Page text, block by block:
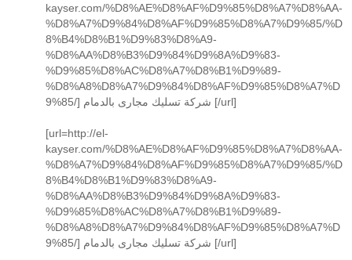
kayser.com/%D8%AE%D8%AF%D9%85%D8%A7%D8%AA-
%D8%A7%D9%84%D8%AF%D9%85%D8%A7%D9%85/%D
8%B4%D8%B1%D9%83%D8%A9-
%D8%AA%D8%B3%D9%84%D9%8A%D9%83-
%D9%85%D8%AC%D8%A7%D8%B1%D9%89-
%D8%A8%D8%A7%D9%84%D8%AF%D9%85%D8%A7%D
9%85/] شركة تسليك مجارى بالدمام [/url]
[url=http://el-
kayser.com/%D8%AE%D8%AF%D9%85%D8%A7%D8%AA-
%D8%A7%D9%84%D8%AF%D9%85%D8%A7%D9%85/%D
8%B4%D8%B1%D9%83%D8%A9-
%D8%AA%D8%B3%D9%84%D9%8A%D9%83-
%D9%85%D8%AC%D8%A7%D8%B1%D9%89-
%D8%A8%D8%A7%D9%84%D8%AF%D9%85%D8%A7%D
9%85/] شركة تسليك مجارى بالدمام [/url]